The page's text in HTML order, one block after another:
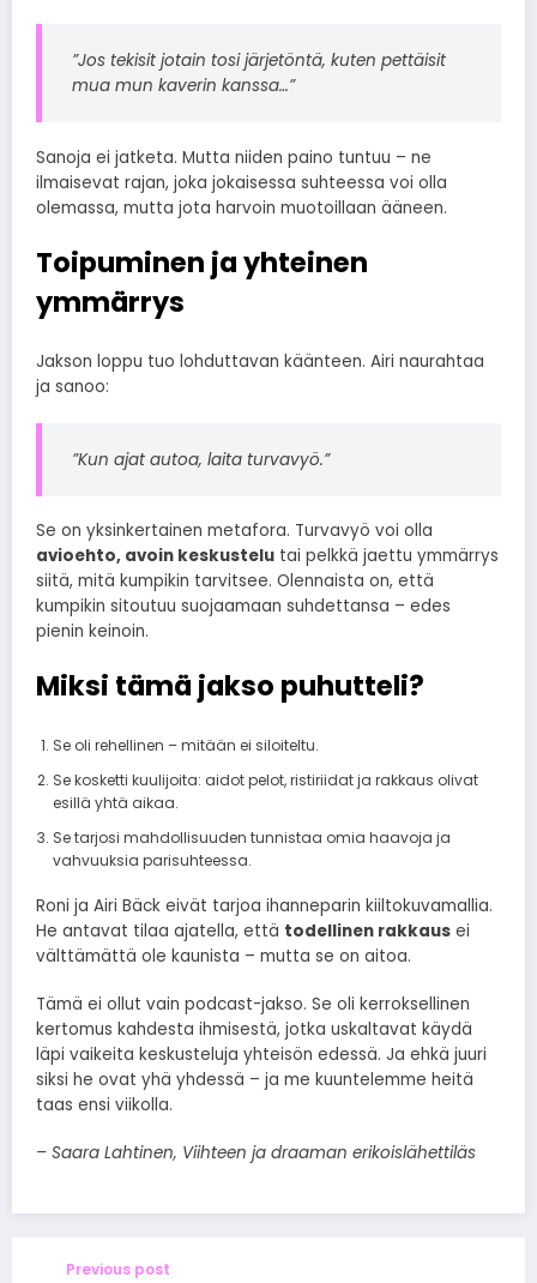
”Jos tekisit jotain tosi järjetöntä, kuten pettäisit
mua mun kaverin kanssa…”
Sanoja ei jatketa. Mutta niiden paino tuntuu – ne
ilmaisevat rajan, joka jokaisessa suhteessa voi olla
olemassa, mutta jota harvoin muotoillaan ääneen.
Toipuminen ja yhteinen
ymmärrys
Jakson loppu tuo lohduttavan käänteen. Airi naurahtaa
ja sanoo:
”Kun ajat autoa, laita turvavyö.”
Se on yksinkertainen metafora. Turvavyö voi olla
avioehto, avoin keskustelu tai pelkkä jaettu ymmärrys
siitä, mitä kumpikin tarvitsee. Olennaista on, että
kumpikin sitoutuu suojaamaan suhdettansa – edes
pienin keinoin.
Miksi tämä jakso puhutteli?
Se oli rehellinen – mitään ei siloiteltu.
Se kosketti kuulijoita: aidot pelot, ristiriidat ja rakkaus olivat
esillä yhtä aikaa.
Se tarjosi mahdollisuuden tunnistaa omia haavoja ja
vahvuuksia parisuhteessa.
Roni ja Airi Bäck eivät tarjoa ihanneparin kiiltokuvamallia.
He antavat tilaa ajatella, että todellinen rakkaus ei
välttämättä ole kaunista – mutta se on aitoa.
Tämä ei ollut vain podcast-jakso. Se oli kerroksellinen
kertomus kahdesta ihmisestä, jotka uskaltavat käydä
läpi vaikeita keskusteluja yhteisön edessä. Ja ehkä juuri
siksi he ovat yhä yhdessä – ja me kuuntelemme heitä
taas ensi viikolla.
– Saara Lahtinen, Viihteen ja draaman erikoislähettiläs
Previous post